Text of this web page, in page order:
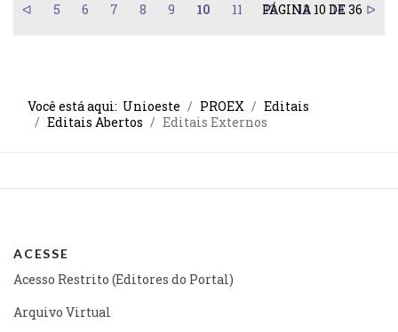
5 6 7 8 9 10 11 12 13 14
PÁGINA 10 DE 36
Você está aqui: Unioeste PROEX
Editais
Editais Abertos
Editais Externos
ACESSE
Acesso Restrito (Editores do Portal)
Arquivo Virtual